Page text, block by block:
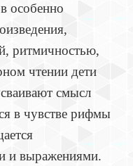
особенно
ритмичностью,
чтении дети
смысл
в чувстве рифмы
и выражениями.